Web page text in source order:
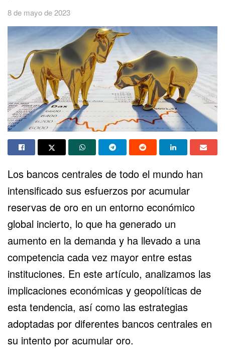
8 de mayo de 2023
Los bancos centrales de todo el mundo han
intensificado sus esfuerzos por acumular
reservas de oro en un entorno económico
global incierto, lo que ha generado un
aumento en la demanda y ha llevado a una
competencia cada vez mayor entre estas
instituciones. En este artículo, analizamos las
implicaciones económicas y geopolíticas de
esta tendencia, así como las estrategias
adoptadas por diferentes bancos centrales en
su intento por acumular oro.